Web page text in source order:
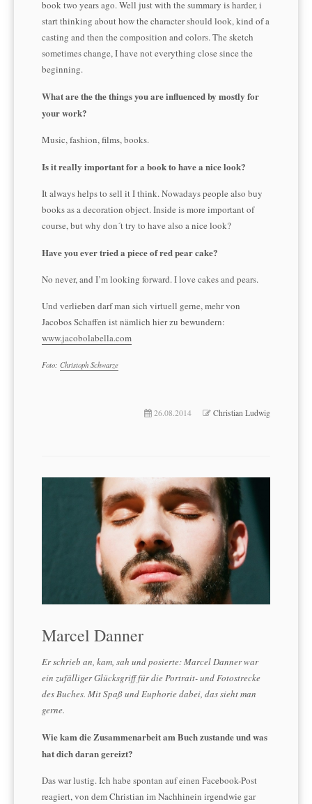
book two years ago. Well just with the summary is harder, i
start thinking about how the character should look, kind of a
casting and then the composition and colors. The sketch
sometimes change, I have not everything close since the
beginning.
What are the the things you are influenced by mostly for
your work?
Music, fashion, films, books.
Is it really important for a book to have a nice look?
It always helps to sell it I think. Nowadays people also buy
books as a decoration object. Inside is more important of
course, but why don´t try to have also a nice look?
Have you ever tried a piece of red pear cake?
No never, and I’m looking forward. I love cakes and pears.
Und verlieben darf man sich virtuell gerne, mehr von
Jacobos Schaffen ist nämlich hier zu bewundern:
www.jacobolabella.com
Foto: Christoph Schwarze
26.08.2014 Christian Ludwig
Marcel Danner
Er schrieb an, kam, sah und posierte: Marcel Danner war
ein zufälliger Glücksgriff für die Portrait- und Fotostrecke
des Buches. Mit Spaß und Euphorie dabei, das sieht man
gerne.
Wie kam die Zusammenarbeit am Buch zustande und was
hat dich daran gereizt?
Das war lustig. Ich habe spontan auf einen Facebook-Post
reagiert, von dem Christian im Nachhinein irgendwie gar